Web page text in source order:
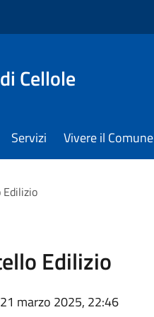
Cellole
Servizi Vivere il Comune
Edilizio
marzo 2025, 22:46